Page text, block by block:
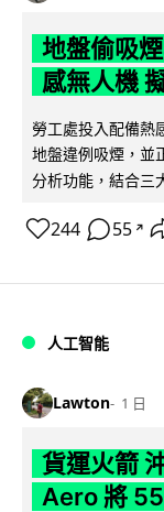
地盤偷吸
感無人機
勞工處投入配備熱
地盤違例吸煙，並
分析功能，結合三
244 55 ↗
人工智能
Lawton 1 日
貨運火箭
Aero 將